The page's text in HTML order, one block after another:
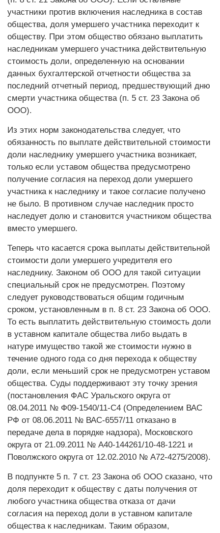
участники против включения наследника в состав
общества, доля умершего участника переходит к
обществу. При этом общество обязано выплатить
наследникам умершего участника действительную
стоимость доли, определенную на основании
данных бухгалтерской отчетности общества за
последний отчетный период, предшествующий дню
смерти участника общества (п. 5 ст. 23 Закона об
ООО).
Из этих норм законодательства следует, что
обязанность по выплате действительной стоимости
доли наследнику умершего участника возникает,
только если уставом общества предусмотрено
получение согласия на переход доли умершего
участника к наследнику и такое согласие получено
не было. В противном случае наследник просто
наследует долю и становится участником общества
вместо умершего.
Теперь что касается срока выплаты действительной
стоимости доли умершего учредителя его
наследнику. Законом об ООО для такой ситуации
специальный срок не предусмотрен. Поэтому
следует руководствоваться общим годичным
сроком, установленным в п. 8 ст. 23 Закона об ООО.
То есть выплатить действительную стоимость доли
в уставном капитале общества либо выдать в
натуре имущество такой же стоимости нужно в
течение одного года со дня перехода к обществу
доли, если меньший срок не предусмотрен уставом
общества. Суды поддерживают эту точку зрения
(постановления ФАС Уральского округа от
08.04.2011 № Ф09-1540/11-С4 (Определением ВАС
РФ от 08.06.2011 № ВАС-6557/11 отказано в
передаче дела в порядке надзора), Московского
округа от 21.09.2011 № А40-144261/10-48-1221 и
Поволжского округа от 12.02.2010 № А72-4275/2008).
В подпункте 5 п. 7 ст. 23 Закона об ООО сказано, что
доля переходит к обществу с даты получения от
любого участника общества отказа от дачи
согласия на переход доли в уставном капитале
общества к наследникам. Таким образом,